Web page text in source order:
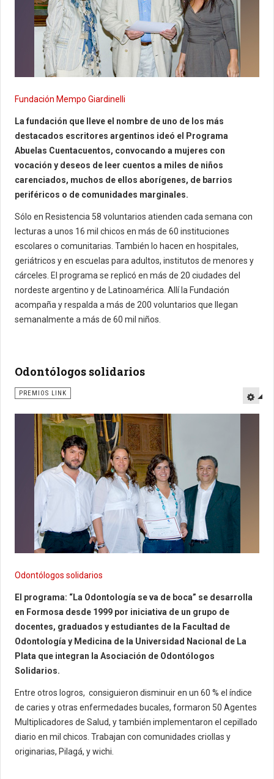
Fundación Mempo Giardinelli
La fundación que lleve el nombre de uno de los más
destacados escritores argentinos ideó el Programa
Abuelas Cuentacuentos, convocando a mujeres con
vocación y deseos de leer cuentos a miles de niños
carenciados, muchos de ellos aborígenes, de barrios
periféricos o de comunidades marginales.
Sólo en Resistencia 58 voluntarios atienden cada semana con
lecturas a unos 16 mil chicos en más de 60 instituciones
escolares o comunitarias. También lo hacen en hospitales,
geriátricos y en escuelas para adultos, institutos de menores y
cárceles. El programa se replicó en más de 20 ciudades del
nordeste argentino y de Latinoamérica. Allí la Fundación
acompaña y respalda a más de 200 voluntarios que llegan
semanalmente a más de 60 mil niños.
Odontólogos solidarios
PREMIOS LINK
Odontólogos solidarios
El programa: “La Odontología se va de boca” se desarrolla
en Formosa desde 1999 por iniciativa de un grupo de
docentes, graduados y estudiantes de la Facultad de
Odontología y Medicina de la Universidad Nacional de La
Plata que integran la Asociación de Odontólogos
Solidarios.
Entre otros logros, consiguieron disminuir en un 60 % el índice
de caries y otras enfermedades bucales, formaron 50 Agentes
Multiplicadores de Salud, y también implementaron el cepillado
diario en mil chicos. Trabajan con comunidades criollas y
originarias, Pilagá, y wichi.